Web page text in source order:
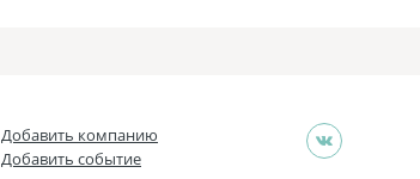
Добавить компанию
Добавить событие